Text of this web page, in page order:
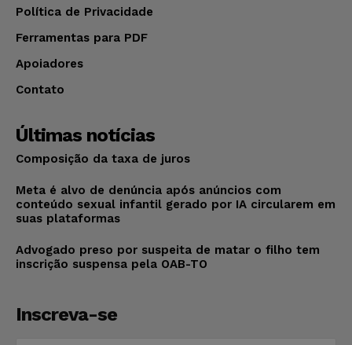
Política de Privacidade
Ferramentas para PDF
Apoiadores
Contato
Últimas notícias
Composição da taxa de juros
Meta é alvo de denúncia após anúncios com
conteúdo sexual infantil gerado por IA circularem em
suas plataformas
Advogado preso por suspeita de matar o filho tem
inscrição suspensa pela OAB-TO
Inscreva-se